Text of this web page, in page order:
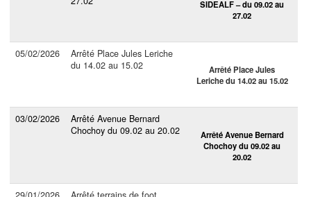
SIDEALF – du 09.02 au
27.02
05/02/2026
Arrêté Place Jules Leriche
du 14.02 au 15.02
Arrêté Place Jules
Leriche du 14.02 au 15.02
03/02/2026
Arrêté Avenue Bernard
Chochoy du 09.02 au 20.02
Arrêté Avenue Bernard
Chochoy du 09.02 au
20.02